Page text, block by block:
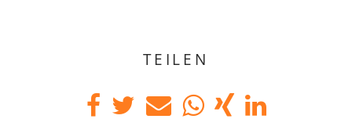
TEILEN